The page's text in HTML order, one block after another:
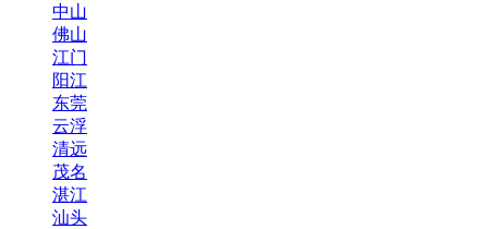
中山
佛山
江门
阳江
东莞
云浮
清远
茂名
湛江
汕头